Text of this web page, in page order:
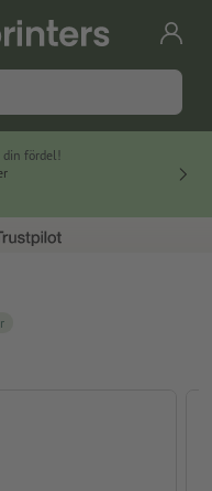
din fördel!